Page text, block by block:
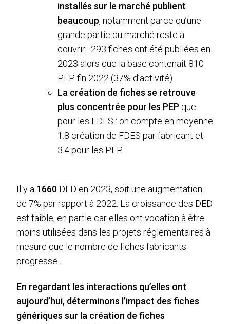
installés sur le marché publient
beaucoup, notamment parce qu’une
grande partie du marché reste à
couvrir : 293 fiches ont été publiées en
2023 alors que la base contenait 810
PEP fin 2022 (37% d’activité)
La création de fiches se retrouve
plus concentrée pour les PEP que
pour les FDES : on compte en moyenne
1.8 création de FDES par fabricant et
3.4 pour les PEP.
Il y a 1660 DED en 2023, soit une augmentation
de 7% par rapport à 2022. La croissance des DED
est faible, en partie car elles ont vocation à être
moins utilisées dans les projets réglementaires à
mesure que le nombre de fiches fabricants
progresse.
En regardant les interactions qu’elles ont
aujourd’hui, déterminons l’impact des fiches
génériques sur la création de fiches